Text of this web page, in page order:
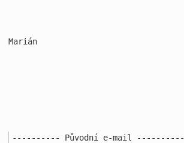
Marián
---------- Původní e-mail ----------